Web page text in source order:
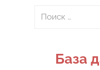
Поиск
База